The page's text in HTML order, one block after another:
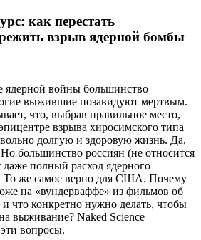
как перестать
взрыв ядерной бомбы
ядерной войны большинство
выжившие позавидуют мертвым.
что, выбрав правильное место,
взрыва хиросимского типа
долгую и здоровую жизнь. Да,
большинство россиян (не относится
полный расход ядерного
То же самое верно для США. Почему
на «вундерваффе» из фильмов об
что конкретно нужно делать, чтобы
выживание? Naked Science
вопросы.